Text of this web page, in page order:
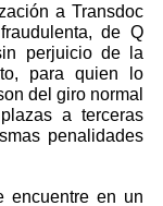
a Transdoc
de Q
perjuicio de la
para quien lo
del giro normal
a terceras
penalidades
encuentre en un